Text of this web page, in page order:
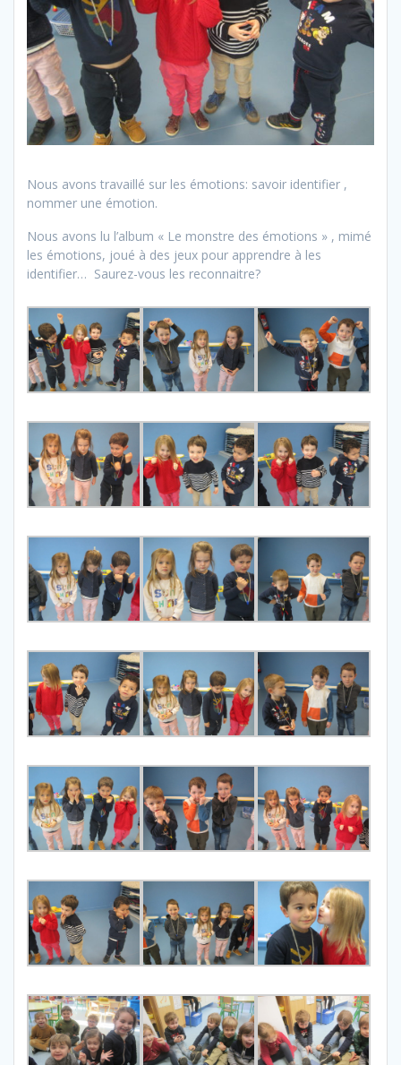
Nous avons travaillé sur les émotions: savoir identifier ,
nommer une émotion.
Nous avons lu l’album « Le monstre des émotions » , mimé
les émotions, joué à des jeux pour apprendre à les
identifier… Saurez-vous les reconnaitre?